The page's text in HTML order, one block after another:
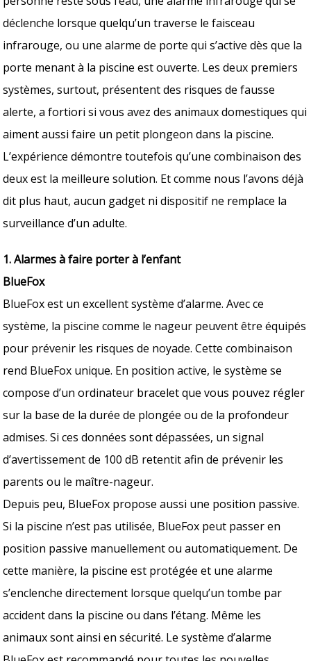
déclenche lorsque quelqu’un traverse le faisceau
infrarouge, ou une alarme de porte qui s’active dès que la
porte menant à la piscine est ouverte. Les deux premiers
systèmes, surtout, présentent des risques de fausse
alerte, a fortiori si vous avez des animaux domestiques qui
aiment aussi faire un petit plongeon dans la piscine.
L’expérience démontre toutefois qu’une combinaison des
deux est la meilleure solution. Et comme nous l’avons déjà
dit plus haut, aucun gadget ni dispositif ne remplace la
surveillance d’un adulte.
1. Alarmes à faire porter à l’enfant
BlueFox
BlueFox est un excellent système d’alarme. Avec ce
système, la piscine comme le nageur peuvent être équipés
pour prévenir les risques de noyade. Cette combinaison
rend BlueFox unique. En position active, le système se
compose d’un ordinateur bracelet que vous pouvez régler
sur la base de la durée de plongée ou de la profondeur
admises. Si ces données sont dépassées, un signal
d’avertissement de 100 dB retentit afin de prévenir les
parents ou le maître-nageur.
Depuis peu, BlueFox propose aussi une position passive.
Si la piscine n’est pas utilisée, BlueFox peut passer en
position passive manuellement ou automatiquement. De
cette manière, la piscine est protégée et une alarme
s’enclenche directement lorsque quelqu’un tombe par
accident dans la piscine ou dans l’étang. Même les
animaux sont ainsi en sécurité. Le système d’alarme